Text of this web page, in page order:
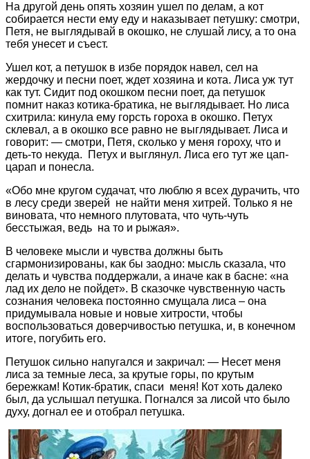
На другой день опять хозяин ушел по делам, а кот
собирается нести ему еду и наказывает петушку: смотри,
Петя, не выглядывай в окошко, не слушай лису, а то она
тебя унесет и съест.
Ушел кот, а петушок в избе порядок навел, сел на
жердочку и песни поет, ждет хозяина и кота. Лиса уж тут
как тут. Сидит под окошком песни поет, да петушок
помнит наказ котика-братика, не выглядывает. Но лиса
схитрила: кинула ему горсть гороха в окошко. Петух
склевал, а в окошко все равно не выглядывает. Лиса и
говорит: — смотри, Петя, сколько у меня гороху, что и
деть-то некуда. Петух и выглянул. Лиса его тут же цап-
царап и понесла.
«Обо мне кругом судачат, что люблю я всех дурачить, что
в лесу среди зверей не найти меня хитрей. Только я не
виновата, что немного плутовата, что чуть-чуть
бесстыжая, ведь на то и рыжая».
В человеке мысли и чувства должны быть
сгармонизированы, как бы заодно: мысль сказала, что
делать и чувства поддержали, а иначе как в басне: «на
лад их дело не пойдет». В сказочке чувственную часть
сознания человека постоянно смущала лиса – она
придумывала новые и новые хитрости, чтобы
воспользоваться доверчивостью петушка, и, в конечном
итоге, погубить его.
Петушок сильно напугался и закричал: — Несет меня
лиса за темные леса, за крутые горы, по крутым
бережкам! Котик-братик, спаси меня! Кот хоть далеко
был, да услышал петушка. Погнался за лисой что было
духу, догнал ее и отобрал петушка.